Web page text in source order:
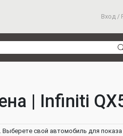
Вход /
| Infiniti
свой автомобиль для показа